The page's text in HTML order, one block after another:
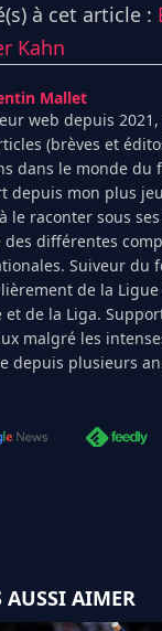
à cet article :
Kahn
Mallet
web depuis
(brèves et
dans le monde du
depuis mon plus
le raconter sous
des différentes
Suiveur du
de la
et de la Liga.
malgré les
depuis plusieurs
AUSSI AIMER